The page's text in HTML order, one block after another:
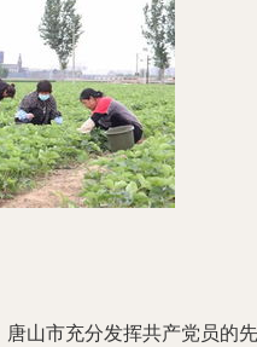
山市充分发挥共产党员的先